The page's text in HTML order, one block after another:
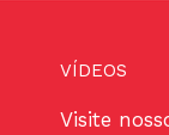
VÍDEOS
Visite